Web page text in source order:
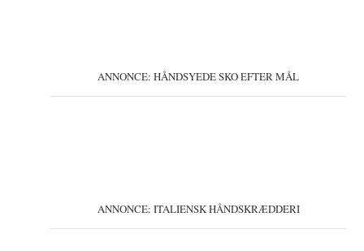
ANNONCE: HÅNDSYEDE SKO EFTER MÅL
ANNONCE: ITALIENSK HÅNDSKRÆDDERI